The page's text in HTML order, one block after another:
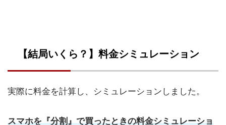
【結局いくら？】料金シミュレーション
実際に料金を計算し、シミュレーションしました。
スマホを『分割』で買ったときの料金シミュレーショ